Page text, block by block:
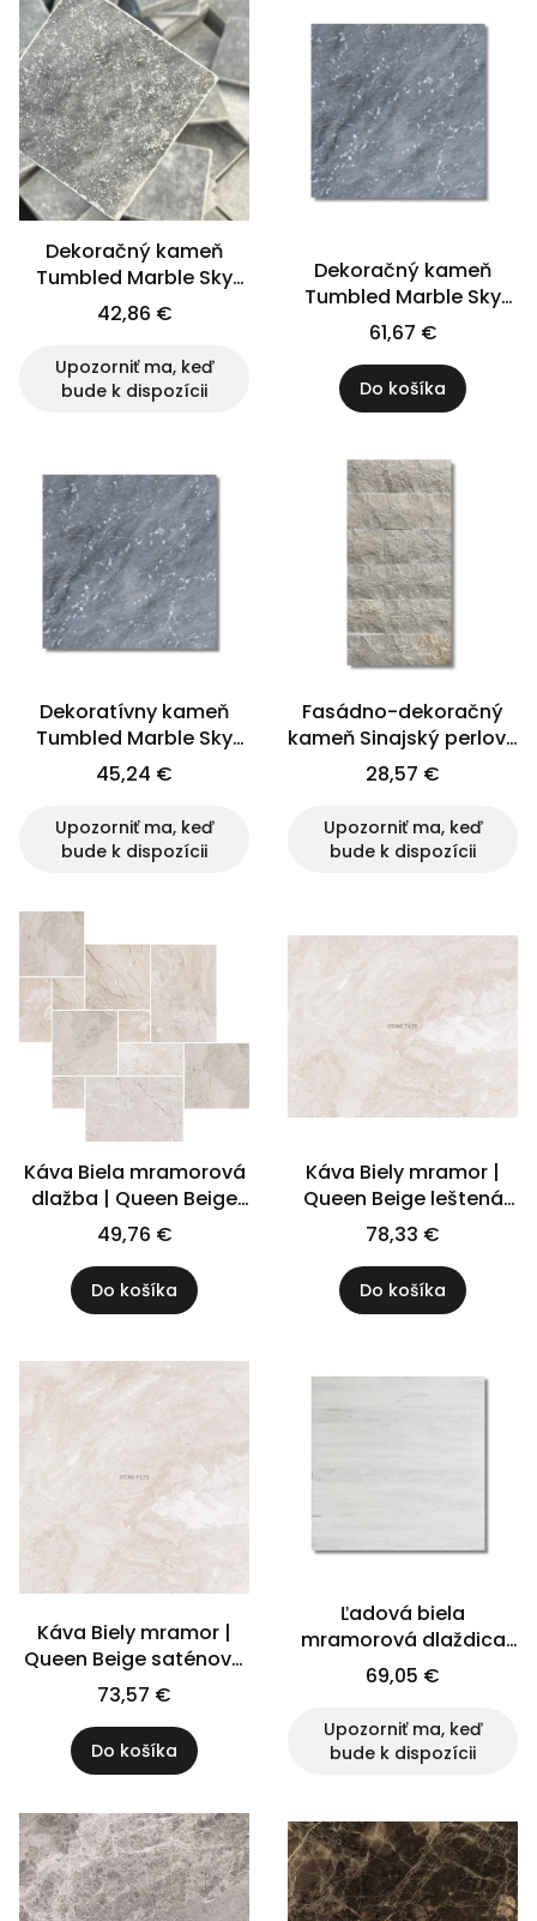
Dekoračný kameň
Tumbled Marble Sky
Blue 10x10x1 cm
42,86 €
Upozorniť ma, keď
bude k dispozícii
Dekoračný kameň
Tumbled Marble Sky
Blue 30,5x30,5x1 cm
61,67 €
Do košíka
Dekoratívny kameň
Tumbled Marble Sky
Blue 20x20x1 cm
45,24 €
Upozorniť ma, keď
bude k dispozícii
Fasádno-dekoračný
kameň Sinajský perlový
mramor 30x7x1,2 cm
28,57 €
Upozorniť ma, keď
bude k dispozícii
Káva Biela mramorová
dlažba | Queen Beige
Antique Tromlovaná
súprava = 0,742 m2 |
Rímska súprava
49,76 €
Do košíka
Káva Biely mramor |
Queen Beige leštená
61x40,6x1,2 cm
78,33 €
Do košíka
Káva Biely mramor |
Queen Beige saténová
matná 61x40,6x1,2 cm
73,57 €
Do košíka
Ľadová biela
mramorová dlaždica
20x20x1 cm
69,05 €
Upozorniť ma, keď
bude k dispozícii